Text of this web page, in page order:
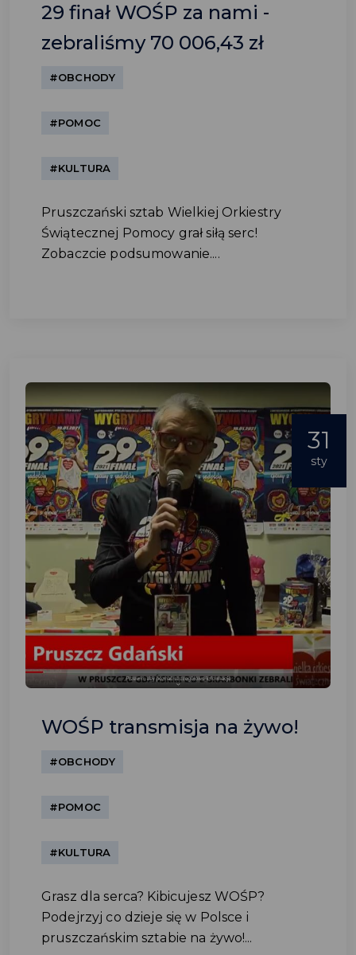
29 finał WOŚP za nami -
zebraliśmy 70 006,43 zł
#OBCHODY
#POMOC
#KULTURA
Pruszczański sztab Wielkiej Orkiestry
Świątecznej Pomocy grał siłą serc!
Zobaczcie podsumowanie....
31
sty
WOŚP transmisja na żywo!
#OBCHODY
#POMOC
#KULTURA
Grasz dla serca? Kibicujesz WOŚP?
Podejrzyj co dzieje się w Polsce i
pruszczańskim sztabie na żywo!...